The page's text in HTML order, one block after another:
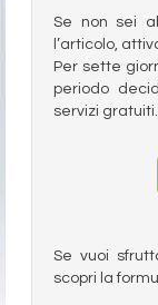
Se non sei
l’articolo,
Per sette
periodo
servizi gratuiti.
Se vuoi
scopri la